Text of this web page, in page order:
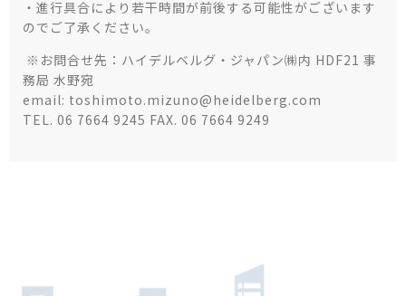
・進行具合により若干時間が前後する可能性がございます
のでご了承ください。
※お問合せ先：ハイデルベルグ・ジャパン㈱内 HDF21 事
務局 水野宛
email: toshimoto.mizuno@heidelberg.com
TEL. 06 7664 9245 FAX. 06 7664 9249